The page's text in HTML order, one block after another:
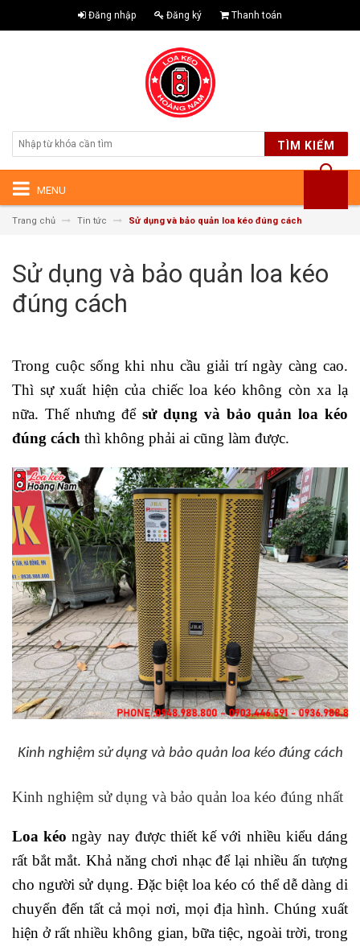
Đăng nhập Đăng ký Thanh toán
TÌM KIẾM
MENU
Trang chủ Tin tức Sử dụng và bảo quản loa kéo đúng cách
Sử dụng và bảo quản loa kéo
đúng cách
Trong cuộc sống khi nhu cầu giải trí ngày càng cao.
Thì sự xuất hiện của chiếc loa kéo không còn xa lạ
nữa. Thế nhưng đểsử dụng và bảo quản loa kéo
đúng cách thì không phải ai cũng làm được.
Kinh nghiệm sử dụng và bảo quản loa kéo đúng cách
Kinh nghiệm sử dụng và bảo quản loa kéo đúng nhất
Loa kéo ngày nay được thiết kế với nhiều kiểu dáng
rất bắt mắt. Khả năng chơi nhạc để lại nhiều ấn tượng
cho người sử dụng. Đặc biệt loa kéo có thể dễ dàng di
chuyển đến tất cả mọi nơi, mọi địa hình. Chúng xuất
hiện ở rất nhiều không gian, bữa tiệc, ngoài trời, trong